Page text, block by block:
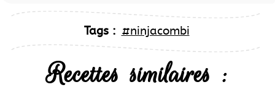
Tags : #ninjacombi
Recettes similaires :